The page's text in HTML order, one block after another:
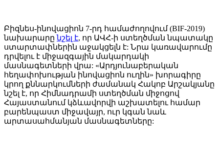
Բիզնես-ինովացիոն 7-րդ համաժողովում (BIF-2019)
նախարարընշել է, որ ԱՎՀ-ի ստեղծման նպատակը
ստարտափներին աջակցելն է: Նրա կառավարումը
դրվելու է միջազգային մակարդակի
մասնագետների վրա: «Արդյունաբերական
հեղափոխության ինովացիոն ուղին» խորագիրը
կրող քննարկումների ժամանակ Հակոբ Արշակյանը
նշել է, որ Հիմնադրամի ստեղծման միջոցով
Հայաստանում կձևավորվի աշխատելու համար
բարենպաստ միջավայր, ուր կգան նաև
արտասահմանյան մասնագետները: